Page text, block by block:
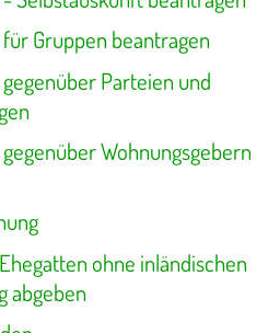
Gruppen beantragen
Parteien und
Wohnungsgebern
ohne inländischen
abgeben